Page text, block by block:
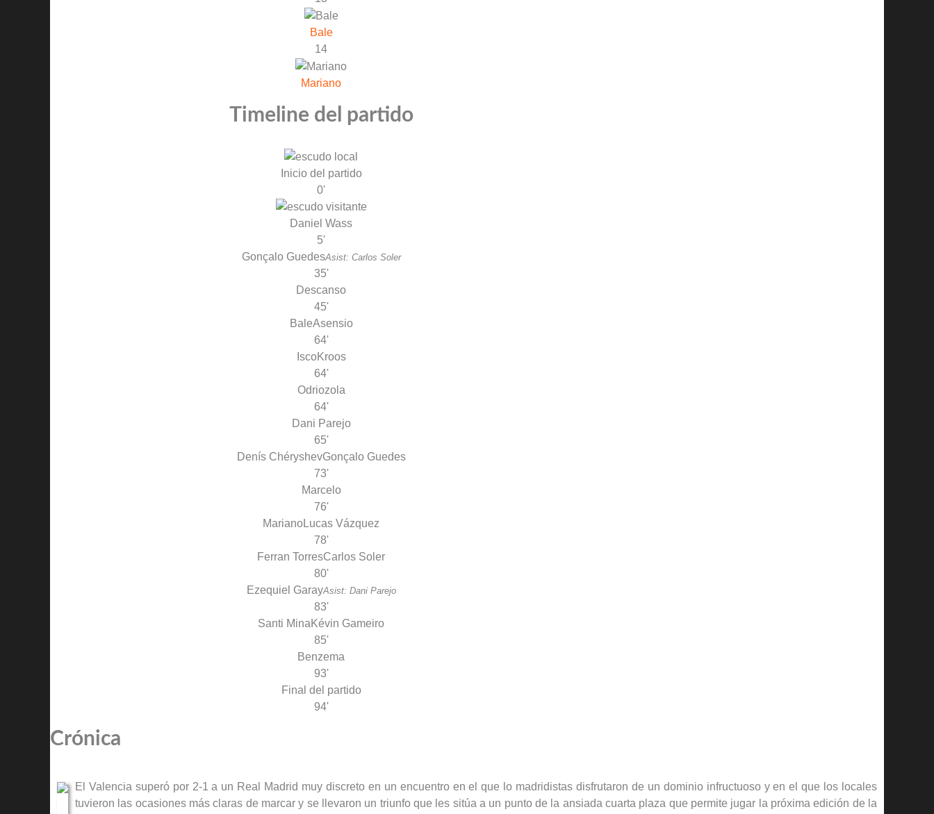
Bale
14
Mariano
Timeline del partido
Inicio del partido
0'
Daniel Wass
5'
Gonçalo GuedesAsist: Carlos Soler
35'
Descanso
45'
BaleAsensio
64'
IscoKroos
64'
Odriozola
64'
Dani Parejo
65'
Denís ChéryshevGonçalo Guedes
73'
Marcelo
76'
MarianoLucas Vázquez
78'
Ferran TorresCarlos Soler
80'
Ezequiel GarayAsist: Dani Parejo
83'
Santi MinaKévin Gameiro
85'
Benzema
93'
Final del partido
94'
Crónica
El Valencia superó por 2-1 a un Real Madrid muy discreto en un encuentro en el que lo madridistas disfrutaron de un dominio infructuoso y en el que los locales
tuvieron las ocasiones más claras de marcar y se llevaron un triunfo que les sitúa a un punto de la ansiada cuarta plaza que permite jugar la próxima edición de la